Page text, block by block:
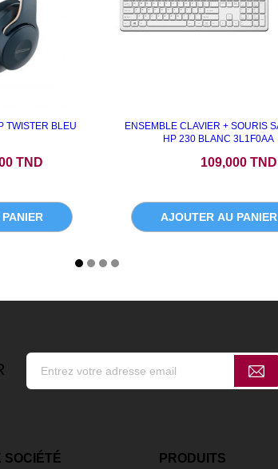
TWISTER BLEU
TND
ENSEMBLE CLAVIER + SOURIS
HP 230 BLANC 3L1F0AA
109,000 TND
AJOUTER AU PANIER
SOCIÉTÉ PRODUITS